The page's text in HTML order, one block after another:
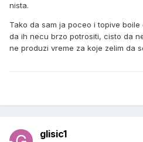
nista.
Tako da sam ja poceo i topive
da ih necu brzo potrositi, cisto da
ne produzi vreme za koje zelim da
glisic1